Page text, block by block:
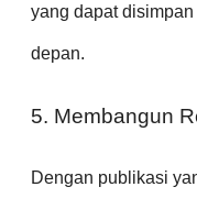
yang dapat
depan.
5. Membangun
Dengan publikasi